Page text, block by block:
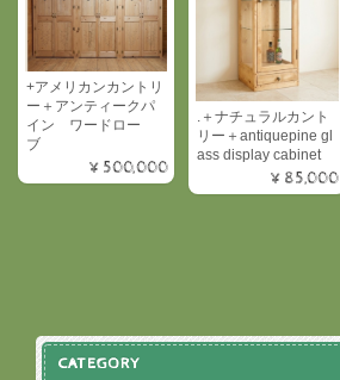
+アメリカンカントリ
ー＋アンティークパ
イン ワードロー
ブ
¥500,000
.＋ナチュラルカント
リー＋antiquepine gl
ass display cabinet
¥85,000
CATEGORY